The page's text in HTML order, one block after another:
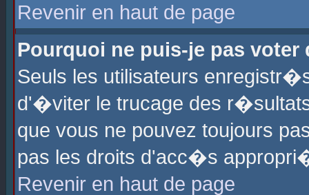
Revenir en haut de page
Pourquoi ne puis-je pas voter
Seuls les utilisateurs
d'�viter le trucage des
que vous ne pouvez toujours
pas les droits d'acc�s
Revenir en haut de page